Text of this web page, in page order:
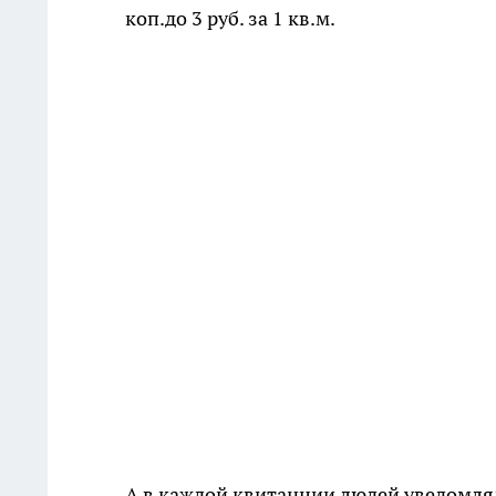
коп.до 3 руб. за 1 кв.м.